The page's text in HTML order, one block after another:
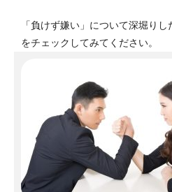
「負けず嫌い」について深堀り
をチェックしてみてください。